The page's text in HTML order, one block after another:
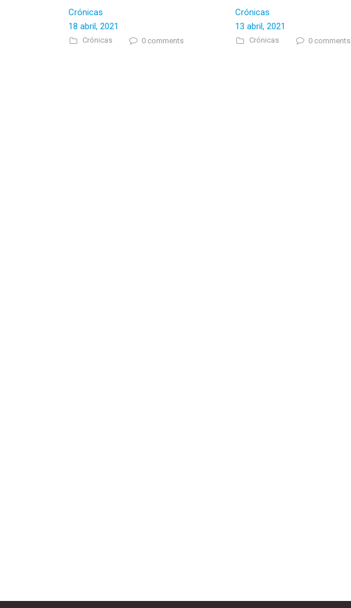
Crónicas
18 abril, 2021
Crónicas 0 comments
Crónicas
13 abril, 2021
Crónicas 0 comments